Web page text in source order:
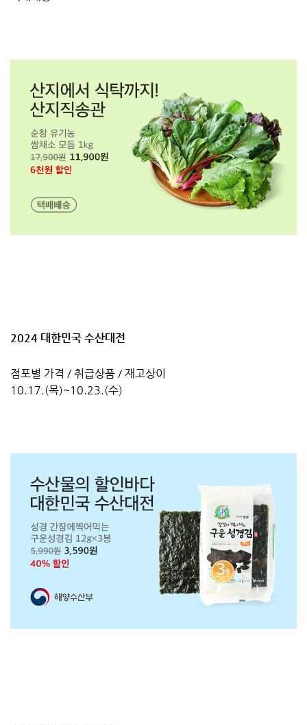
2024 대한민국 수산대전
점포별 가격 / 취급상품 / 재고상이
10.17.(목)~10.23.(수)